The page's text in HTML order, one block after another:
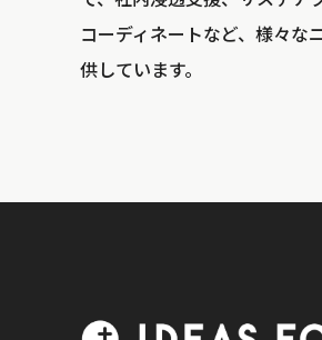
コーディネートなど、様々な
供しています。